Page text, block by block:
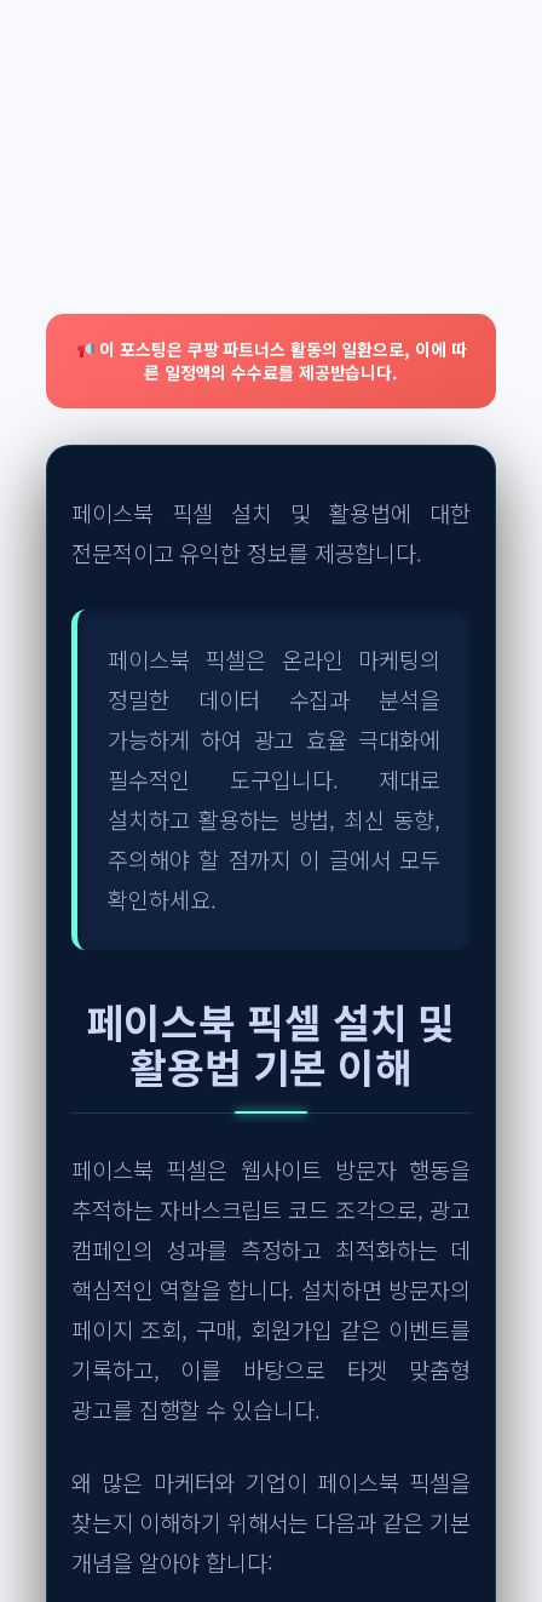
이 포스팅은 쿠팡 파트너스 활동의 일환으로, 이에 따
른 일정액의 수수료를 제공받습니다.
페이스북 픽셀 설치 및 활용법에 대한
전문적이고 유익한 정보를 제공합니다.
페이스북 픽셀은 온라인 마케팅의
정밀한 데이터 수집과 분석을
가능하게 하여 광고 효율 극대화에
필수적인 도구입니다. 제대로
설치하고 활용하는 방법, 최신 동향,
주의해야 할 점까지 이 글에서 모두
확인하세요.
페이스북 픽셀 설치 및
활용법 기본 이해
페이스북 픽셀은 웹사이트 방문자 행동을
추적하는 자바스크립트 코드 조각으로, 광고
캠페인의 성과를 측정하고 최적화하는 데
핵심적인 역할을 합니다. 설치하면 방문자의
페이지 조회, 구매, 회원가입 같은 이벤트를
기록하고, 이를 바탕으로 타겟 맞춤형
광고를 집행할 수 있습니다.
왜 많은 마케터와 기업이 페이스북 픽셀을
찾는지 이해하기 위해서는 다음과 같은 기본
개념을 알아야 합니다: